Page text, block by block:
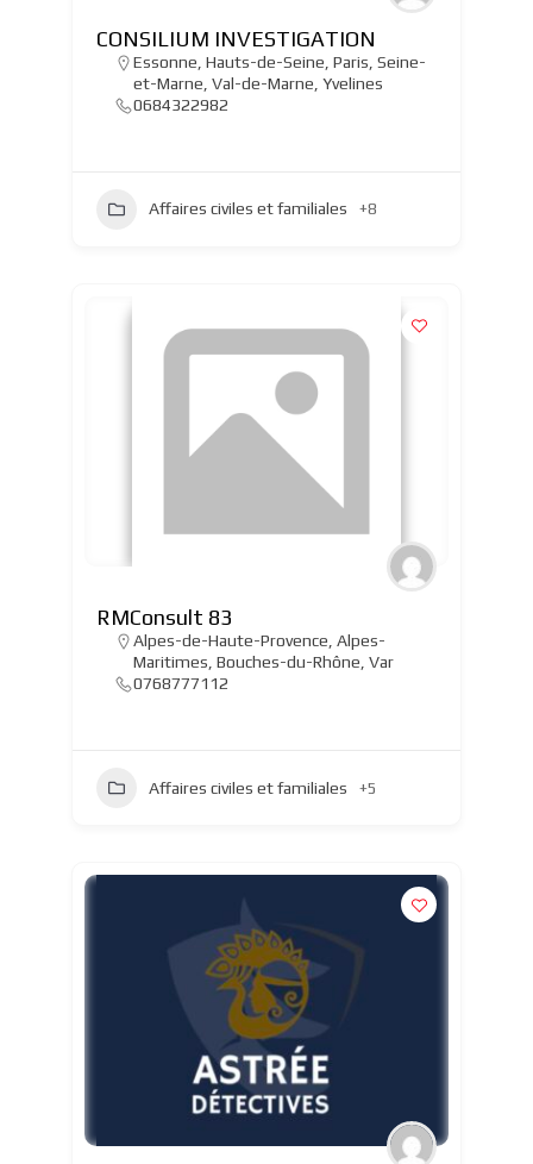
CONSILIUM INVESTIGATION
Essonne Hauts-de-Seine Paris Seine-
et-Marne Val-de-Marne Yvelines
0684322982
Affaires civiles et familiales +8
RMConsult 83
Alpes-de-Haute-Provence, Alpes-
Maritimes, Bouches-du-Rhône, Var
0768777112
Affaires civiles et familiales +5